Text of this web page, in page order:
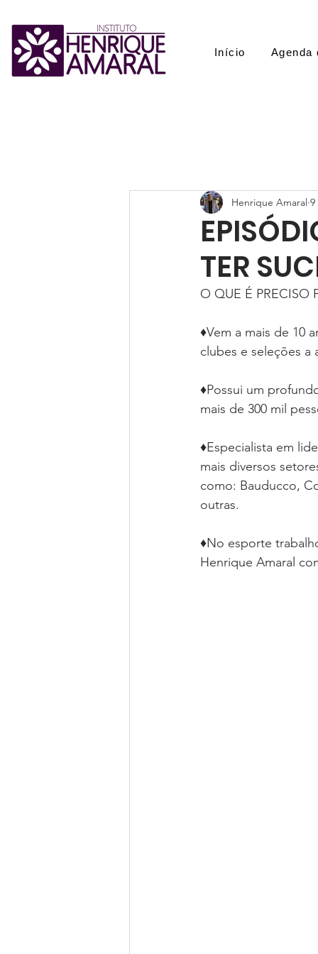
Início Agenda
TER
Henrique Amaral 9
O QUE É PRECISO
♦️Vem a mais de 10
clubes e seleções
♦️Possui um
mais de 300 mil
♦️Especialista em
mais diversos
como: Bauducco,
outras.
♦️No esporte
Henrique Amaral